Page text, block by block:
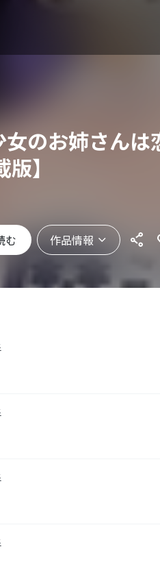
のお姉さんは
】
む 作品情報